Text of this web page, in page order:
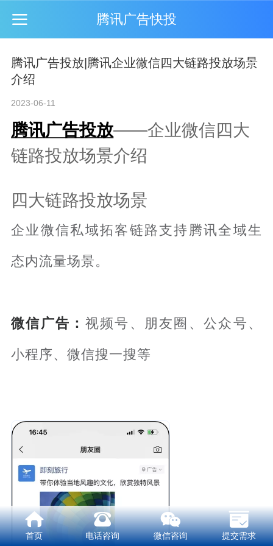
腾讯广告快投
腾讯广告投放|腾讯企业微信四大链路投放场景
介绍
2023-06-11
腾讯广告投放——企业微信四大
链路投放场景介绍
四大链路投放场景
企业微信私域拓客链路支持腾讯全域生
态内流量场景。
微信广告： 视频号、朋友圈、公众号、
小程序、微信搜一搜等
首页 电话咨询 微信咨询 提交需求